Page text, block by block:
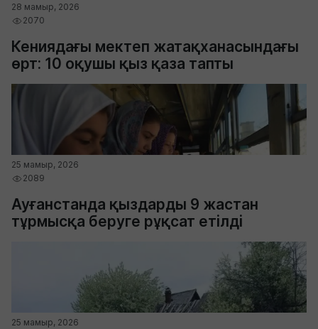
28 мамыр, 2026
2070
Кениядағы мектеп жатақханасындағы
өрт: 10 оқушы қыз қаза тапты
25 мамыр, 2026
2089
Ауғанстанда қыздарды 9 жастан
тұрмысқа беруге рұқсат етілді
25 мамыр, 2026